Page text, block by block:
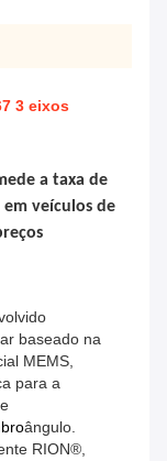
3 eixos
a taxa de
veículos de
baseado na
MEMS,
para a
ângulo.
RION®,